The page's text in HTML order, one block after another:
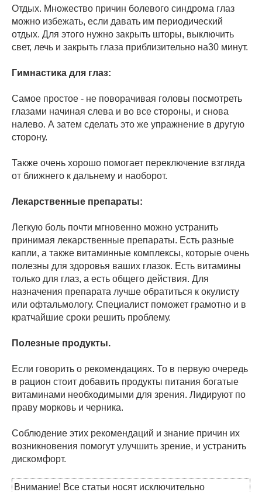
Отдых. Множество причин болевого синдрома глаз
можно избежать, если давать им периодический
отдых. Для этого нужно закрыть шторы, выключить
свет, лечь и закрыть глаза приблизительно на30 минут.
Гимнастика для глаз:
Самое простое - не поворачивая головы посмотреть
глазами начиная слева и во все стороны, и снова
налево. А затем сделать это же упражнение в другую
сторону.
Также очень хорошо помогает переключение взгляда
от ближнего к дальнему и наоборот.
Лекарственные препараты:
Легкую боль почти мгновенно можно устранить
принимая лекарственные препараты. Есть разные
капли, а также витаминные комплексы, которые очень
полезны для здоровья ваших глазок. Есть витамины
только для глаз, а есть общего действия. Для
назначения препарата лучше обратиться к окулисту
или офтальмологу. Специалист поможет грамотно и в
кратчайшие сроки решить проблему.
Полезные продукты.
Если говорить о рекомендациях. То в первую очередь
в рацион стоит добавить продукты питания богатые
витаминами необходимыми для зрения. Лидируют по
праву морковь и черника.
Соблюдение этих рекомендаций и знание причин их
возникновения помогут улучшить зрение, и устранить
дискомфорт.
Внимание! Все статьи носят исключительно